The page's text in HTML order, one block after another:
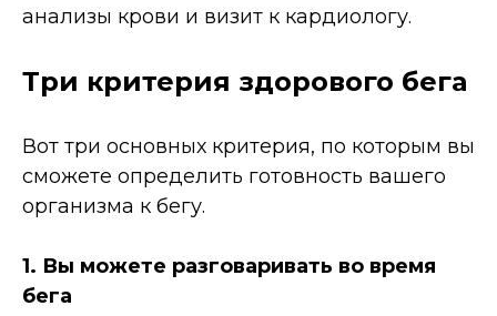
анализы крови и визит к кардиологу.
Три критерия здорового бега
Вот три основных критерия, по которым вы
сможете определить готовность вашего
организма к бегу.
1. Вы можете разговаривать во время
бега